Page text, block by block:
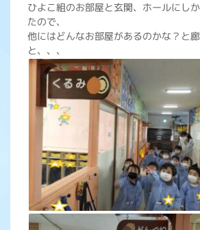
ひよこ組のお部屋と玄関、ホールにし
たので、
他にはどんなお部屋があるのかな？と
と、、、